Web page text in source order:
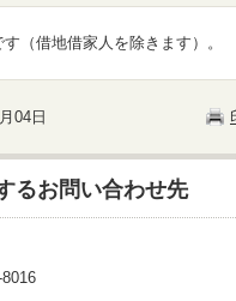
（借地借家人を除きます）。
04日
るお問い合わせ先